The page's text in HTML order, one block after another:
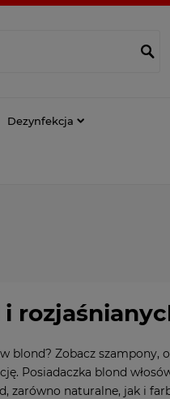
Dezynfekcja
blond? Zobacz szampony,
Posiadaczka blond
zarówno naturalne, jak i